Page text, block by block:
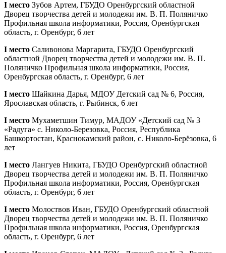
I место Зубов Артем, ГБУДО Оренбургский областной
Дворец творчества детей и молодежи им. В. П. Поляничко
Профильная школа информатики, Россия, Оренбургская
область, г. Оренбург, 6 лет
I место Саливонова Маргарита, ГБУДО Оренбургский
областной Дворец творчества детей и молодежи им. В. П.
Поляничко Профильная школа информатики, Россия,
Оренбургская область, г. Оренбург, 6 лет
I место Шайкина Дарья, МДОУ Детский сад № 6, Россия,
Ярославская область, г. Рыбинск, 6 лет
I место Мухаметшин Тимур, МАДОУ «Детский сад № 3
«Радуга» с. Николо-Березовка, Россия, Республика
Башкортостан, Краснокамский район, с. Николо-Берёзовка, 6
лет
I место Лангуев Никита, ГБУДО Оренбургский областной
Дворец творчества детей и молодежи им. В. П. Поляничко
Профильная школа информатики, Россия, Оренбургская
область, г. Оренбург, 6 лет
I место Молоствов Иван, ГБУДО Оренбургский областной
Дворец творчества детей и молодежи им. В. П. Поляничко
Профильная школа информатики, Россия, Оренбургская
область, г. Оренбург, 6 лет